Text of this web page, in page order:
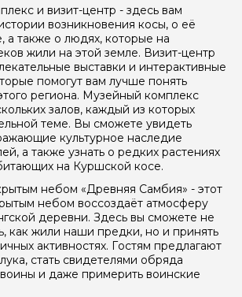
и визит-центр - здесь вам
возникновения косы, о её
а также о людях, которые на
жили на этой земле. Визит-центр
выставки и интерактивные
помогут вам лучше понять
региона. Музейный комплекс
залов, каждый из которых
теме. Вы сможете увидеть
культурное наследие
а также узнать о редких растениях
на Куршской косе.
небом «Древняя Самбия» - этот
небом воссоздаёт атмосферу
деревни. Здесь вы сможете не
как жили наши предки, но и принять
активностях. Гостям предлагают
стать свидетелями обряда
и даже примерить воинские
на обработку персональных
Отправить